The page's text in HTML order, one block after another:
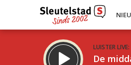
LUISTER LIVE:
De